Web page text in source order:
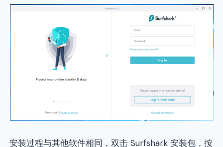
安装过程与其他软件相同，双击 Surfshark 安装包，按